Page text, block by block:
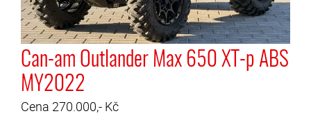
Can-am Outlander Max 650 XT-p ABS
MY2022
Cena 270.000,- Kč